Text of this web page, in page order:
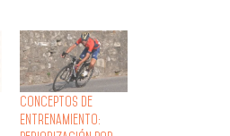
Conceptos de
Entrenamiento: